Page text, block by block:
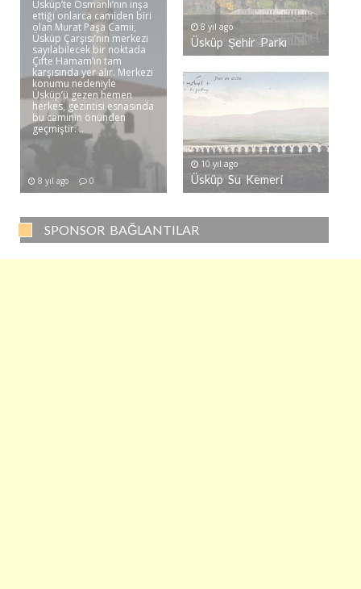
Üsküp’te Osmanlı’nın inşa
ettiği onlarca camiden biri
olan Murat Paşa Camii,
Üsküp Çarşısı’nın merkezi
sayılabilecek bir noktada
Çifte Hamam’ın tam
karşısında yer alır. Merkezi
konumu nedeniyle
Üsküp’ü gezen hemen
herkes, gezintisi esnasında
bu caminin önünden
geçmiştir. ..
8 yıl ago 0
8 yıl ago
Üsküp Şehir Parkı
10 yıl ago
Üsküp Su Kemeri
SPONSOR BAĞLANTILAR